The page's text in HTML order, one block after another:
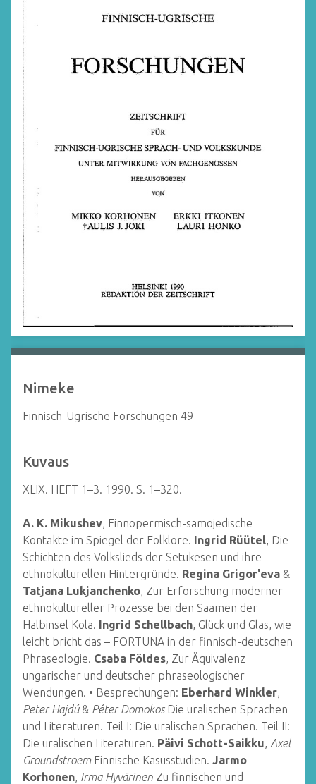
Nimeke
Finnisch-Ugrische Forschungen 49
Kuvaus
XLIX. HEFT 1–3. 1990. S. 1–320.
A. K. Mikushev , Finnopermisch-samojedische
Kontakte im Spiegel der Folklore. Ingrid Rüütel , Die
Schichten des Volkslieds der Setukesen und ihre
ethnokulturellen Hintergründe. Regina Grigor'eva &
Tatjana Lukjanchenko , Zur Erforschung moderner
ethnokultureller Prozesse bei den Saamen der
Halbinsel Kola. Ingrid Schellbach , Glück und Glas, wie
leicht bricht das – FORTUNA in der finnisch-deutschen
Phraseologie. Csaba Földes , Zur Äquivalenz
ungarischer und deutscher phraseologischer
Wendungen. • Besprechungen: Eberhard Winkler
Peter Hajdú& Péter DomokosDie uralischen Sprachen
und Literaturen. Teil I: Die uralischen Sprachen. Teil II:
Die uralischen Literaturen. Päivi Schott-Saikku Axel
GroundstroemFinnische Kasusstudien. Jarmo
Korhonen Irma Hyvärinen Zu finnischen und